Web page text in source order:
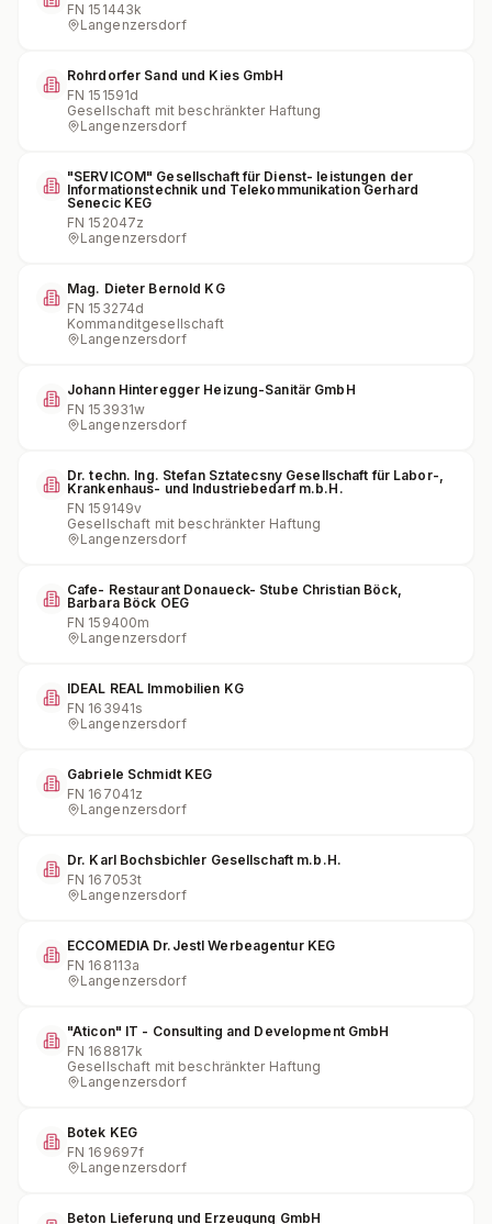
FN 151443k
Langenzersdorf
Rohrdorfer Sand und Kies GmbH
FN 151591d
Gesellschaft mit beschränkter Haftung
Langenzersdorf
"SERVICOM" Gesellschaft für Dienst- leistungen der
Informationstechnik und Telekommunikation Gerhard
Senecic KEG
FN 152047z
Langenzersdorf
Mag. Dieter Bernold KG
FN 153274d
Kommanditgesellschaft
Langenzersdorf
Johann Hinteregger Heizung-Sanitär GmbH
FN 153931w
Langenzersdorf
Dr. techn. Ing. Stefan Sztatecsny Gesellschaft für Labor-,
Krankenhaus- und Industriebedarf m.b.H.
FN 159149v
Gesellschaft mit beschränkter Haftung
Langenzersdorf
Cafe- Restaurant Donaueck- Stube Christian Böck,
Barbara Böck OEG
FN 159400m
Langenzersdorf
IDEAL REAL Immobilien KG
FN 163941s
Langenzersdorf
Gabriele Schmidt KEG
FN 167041z
Langenzersdorf
Dr. Karl Bochsbichler Gesellschaft m.b.H.
FN 167053t
Langenzersdorf
ECCOMEDIA Dr.Jestl Werbeagentur KEG
FN 168113a
Langenzersdorf
"Aticon" IT - Consulting and Development GmbH
FN 168817k
Gesellschaft mit beschränkter Haftung
Langenzersdorf
Botek KEG
FN 169697f
Langenzersdorf
Beton Lieferung und Erzeugung GmbH